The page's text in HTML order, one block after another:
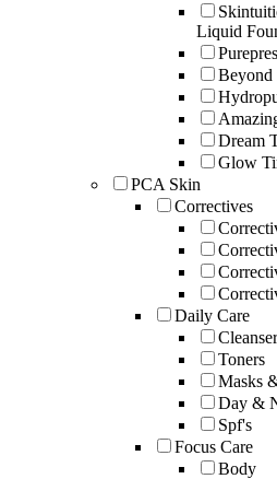
Liquid
Beyond
Dream
Glow
PCA Skin
Correctives
Daily Care
Toners
Masks
Day &
Spf's
Focus Care
Body